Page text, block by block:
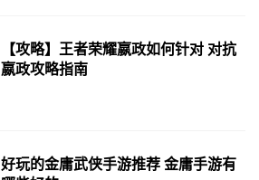
【攻略】王者荣耀嬴政如何针对 对抗
嬴政攻略指南
好玩的金庸武侠手游推荐 金庸手游有